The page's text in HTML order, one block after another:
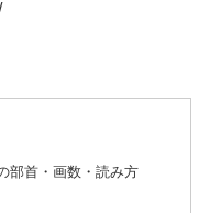
部首・画数・読み方